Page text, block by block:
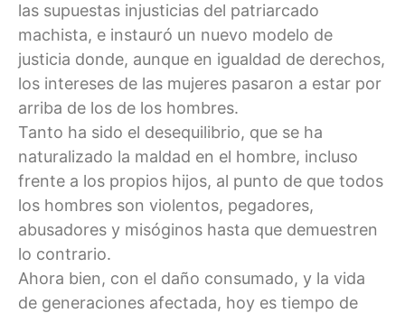
las supuestas injusticias del patriarcado
machista, e instauró un nuevo modelo de
justicia donde, aunque en igualdad de derechos,
los intereses de las mujeres pasaron a estar por
arriba de los de los hombres.
Tanto ha sido el desequilibrio, que se ha
naturalizado la maldad en el hombre, incluso
frente a los propios hijos, al punto de que todos
los hombres son violentos, pegadores,
abusadores y misóginos hasta que demuestren
lo contrario.
Ahora bien, con el daño consumado, y la vida
de generaciones afectada, hoy es tiempo de